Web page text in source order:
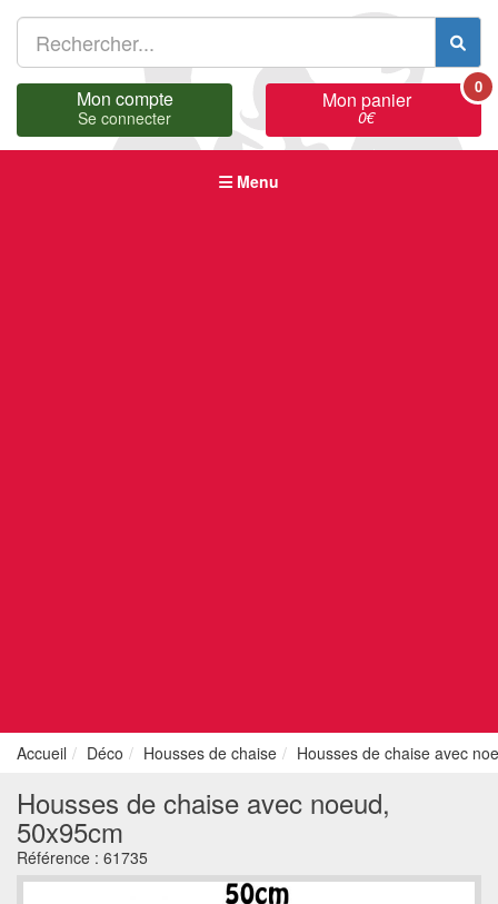
Mon compte
Se connecter
Mon panier
0€
0
Menu
Accueil Déco Housses de chaise Housses de chaise avec
Housses de chaise avec noeud,
50x95cm
Référence : 61735